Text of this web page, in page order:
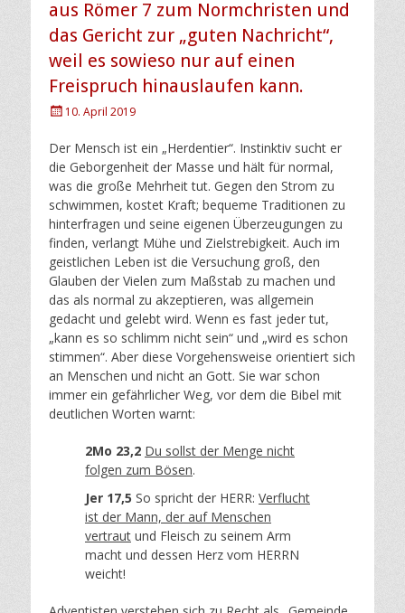
aus Römer 7 zum Normchristen und
das Gericht zur „guten Nachricht“,
weil es sowieso nur auf einen
Freispruch hinauslaufen kann.
Posted10. April 2019
Der Mensch ist ein „Herdentier“. Instinktiv sucht er
die Geborgenheit der Masse und hält für normal,
was die große Mehrheit tut. Gegen den Strom zu
schwimmen, kostet Kraft; bequeme Traditionen zu
hinterfragen und seine eigenen Überzeugungen zu
finden, verlangt Mühe und Zielstrebigkeit. Auch im
geistlichen Leben ist die Versuchung groß, den
Glauben der Vielen zum Maßstab zu machen und
das als normal zu akzeptieren, was allgemein
gedacht und gelebt wird. Wenn es fast jeder tut,
„kann es so schlimm nicht sein“ und „wird es schon
stimmen“. Aber diese Vorgehensweise orientiert sich
an Menschen und nicht an Gott. Sie war schon
immer ein gefährlicher Weg, vor dem die Bibel mit
deutlichen Worten warnt:
2Mo 23,2 Du sollst der Menge nicht
folgen zum Bösen.
Jer 17,5 So spricht der HERR: Verflucht
ist der Mann, der auf Menschen
vertraut und Fleisch zu seinem Arm
macht und dessen Herz vom HERRN
weicht!